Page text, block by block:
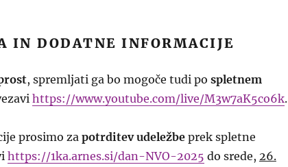
IN DODATNE INFORMACIJE
, spremljati ga bo mogoče tudi po spletnem
https://www.youtube.com/live/M3w7aK5co6k.
prosimo za potrditev udeležbeprek spletne
https://1ka.arnes.si/dan-NVO-2025 do srede, 26.